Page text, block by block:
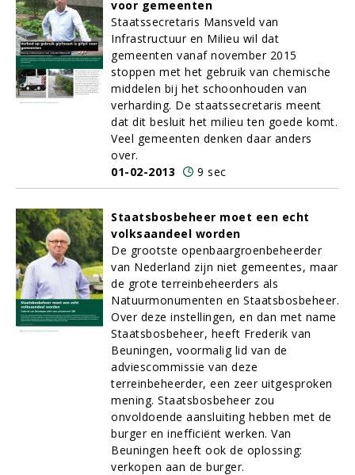
voor gemeenten
Staatssecretaris Mansveld van
Infrastructuur en Milieu wil dat
gemeenten vanaf november 2015
stoppen met het gebruik van chemische
middelen bij het schoonhouden van
verharding. De staatssecretaris meent
dat dit besluit het milieu ten goede komt.
Veel gemeenten denken daar anders
over.
01-02-2013
9 sec
Staatsbosbeheer moet een echt
volksaandeel worden
De grootste openbaargroenbeheerder
van Nederland zijn niet gemeentes, maar
de grote terreinbeheerders als
Natuurmonumenten en Staatsbosbeheer.
Over deze instellingen, en dan met name
Staatsbosbeheer, heeft Frederik van
Beuningen, voormalig lid van de
adviescommissie van deze
terreinbeheerder, een zeer uitgesproken
mening. Staatsbosbeheer zou
onvoldoende aansluiting hebben met de
burger en inefficiënt werken. Van
Beuningen heeft ook de oplossing:
verkopen aan de burger.